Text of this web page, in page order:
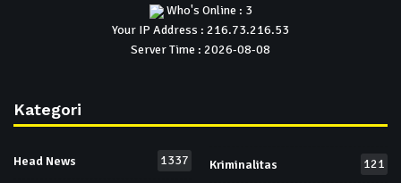
Who's Online : 3
Your IP Address : 216.73.216.53
Server Time : 2026-08-08
Kategori
Head News 1337 Kriminalitas 121